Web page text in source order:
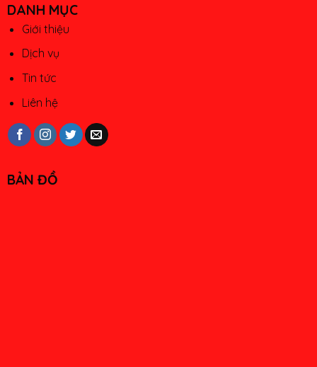
DANH MỤC
Giới thiệu
Dịch vụ
Tin tức
Liên hệ
BẢN ĐỒ